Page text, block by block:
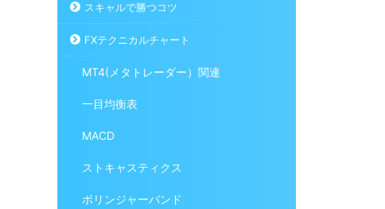
スキャルで勝つコツ
FXテクニカルチャート
MT4(メタトレーダー）関連
一目均衡表
MACD
ストキャスティクス
ボリンジャーバンド